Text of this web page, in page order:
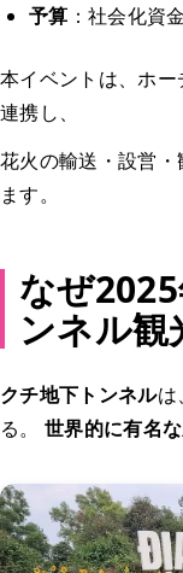
予算 ：社会化資
本イベントは、ホ
連携し、
花火の輸送・設営
ます。
なぜ
ンネル観
クチ地下トンネルは
る。 世界的に有名